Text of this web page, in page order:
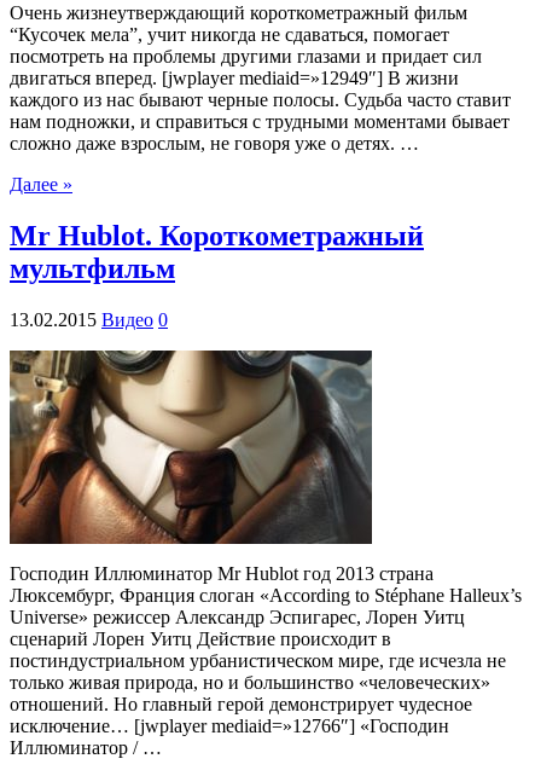
Очень жизнеутверждающий короткометражный фильм
“Кусочек мела”, учит никогда не сдаваться, помогает
посмотреть на проблемы другими глазами и придает сил
двигаться вперед. [jwplayer mediaid=»12949″] В жизни
каждого из нас бывают черные полосы. Судьба часто ставит
нам подножки, и справиться с трудными моментами бывает
сложно даже взрослым, не говоря уже о детях. …
Далее »
Mr Hublot. Короткометражный
мультфильм
13.02.2015 Видео 0
Господин Иллюминатор Mr Hublot год 2013 страна
Люксембург, Франция слоган «According to Stéphane Halleux’s
Universe» режиссер Александр Эспигарес, Лорен Уитц
сценарий Лорен Уитц Действие происходит в
постиндустриальном урбанистическом мире, где исчезла не
только живая природа, но и большинство «человеческих»
отношений. Но главный герой демонстрирует чудесное
исключение… [jwplayer mediaid=»12766″] «Господин
Иллюминатор / …